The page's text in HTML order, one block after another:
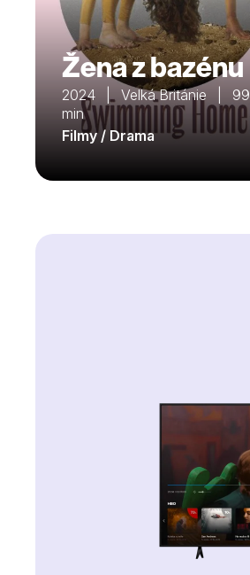
Žena z bazénu
2024 | Velká Británie | 99
min
Filmy / Drama